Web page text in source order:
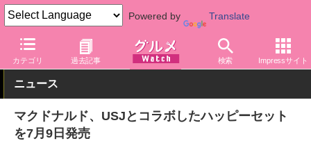
Powered by Translate
カテゴリ 過去記事 検索 Impressサイト
グルメ Watch 店舗 ファストフード マクドナルド
ニュース
マクドナルド、USJとコラボしたハッピーセット
を7月9日発売